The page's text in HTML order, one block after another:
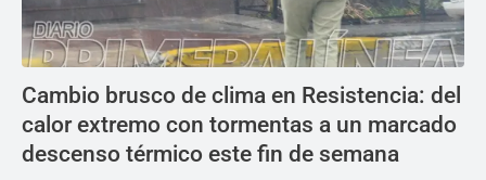
Cambio brusco de clima en Resistencia: del
calor extremo con tormentas a un marcado
descenso térmico este fin de semana